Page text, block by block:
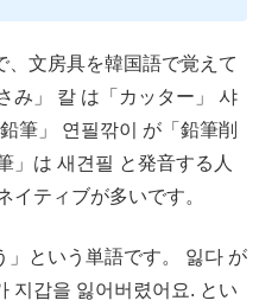
、文房具を韓国語で覚えて
み」 칼 は「カッター」 샤
筆」 연필깎이 が「鉛筆削
」は 새견필 と発音する人
イティブが多いです。
」という単語です。 잃다 が
지갑을 잃어버렸어요. とい